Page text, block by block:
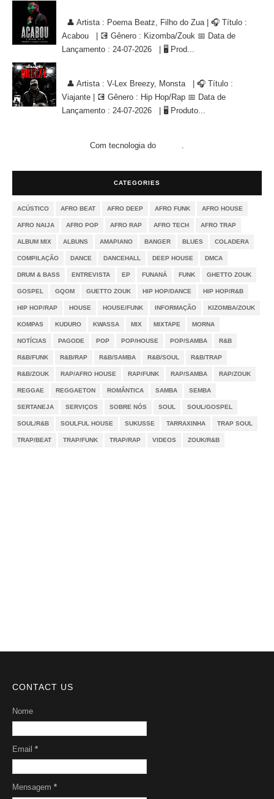
👤 Artista : Poema Beatz, Filho do Zua | 🎧 Título :
Acabou | 💽 Gênero : Kizomba/Zouk 📅 Data de
Lançamento : 24-07-2026 | 🖥 Prod...
👤 Artista : V-Lex Breezy, Monsta | 🎧 Título :
Viajante | 💽 Gênero : Hip Hop/Rap 📅 Data de
Lançamento : 24-07-2026 | 🖥 Produto...
Com tecnologia do .
CATEGORIES
ACÚSTICO AFRO BEAT AFRO DEEP AFRO FUNK AFRO HOUSE
AFRO NAIJA AFRO POP AFRO RAP AFRO TECH AFRO TRAP
ALBUM MIX ALBUNS AMAPIANO BANGER BLUES COLADERA
COMPILAÇÃO DANCE DANCEHALL DEEP HOUSE DMCA
DRUM & BASS ENTREVISTA EP FUNANÁ FUNK GHETTO ZOUK
GOSPEL GQOM GUETTO ZOUK HIP HOP/DANCE HIP HOP/R&B
HIP HOP/RAP HOUSE HOUSE/FUNK INFORMAÇÃO KIZOMBA/ZOUK
KOMPAS KUDURO KWASSA MIX MIXTAPE MORNA
NOTÍCIAS PAGODE POP POP/HOUSE POP/SAMBA R&B
R&B/FUNK R&B/RAP R&B/SAMBA R&B/SOUL R&B/TRAP
R&B/ZOUK RAP/AFRO HOUSE RAP/FUNK RAP/SAMBA RAP/ZOUK
REGGAE REGGAETON ROMÂNTICA SAMBA SEMBA
SERTANEJA SERVIÇOS SOBRE NÓS SOUL SOUL/GOSPEL
SOUL/R&B SOULFUL HOUSE SUKUSSE TARRAXINHA TRAP SOUL
TRAP/BEAT TRAP/FUNK TRAP/RAP VIDEOS ZOUK/R&B
CONTACT US
Nome
Email *
Mensagem *